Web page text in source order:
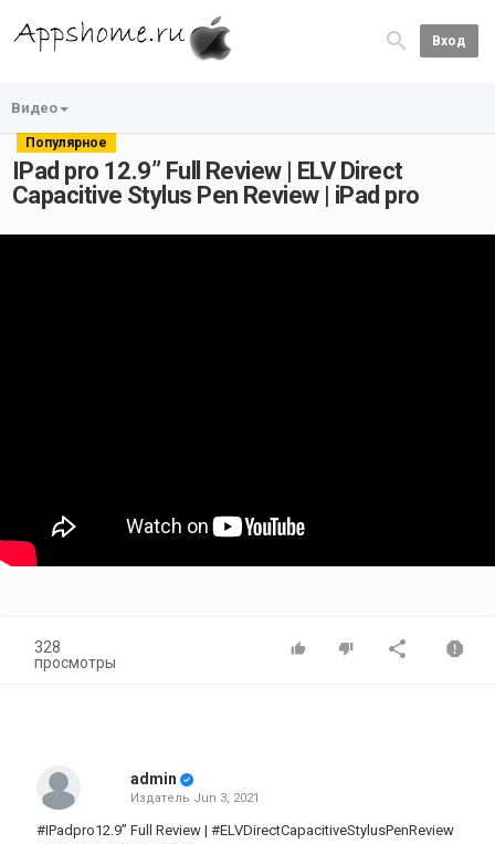
Вход
Видео
Популярное
IPad pro 12.9” Full Review | ELV Direct
Capacitive Stylus Pen Review | iPad pro
328
просмотры
admin
Издатель Jun 3, 2021
#IPadpro12.9” Full Review | #ELVDirectCapacitiveStylusPenReview